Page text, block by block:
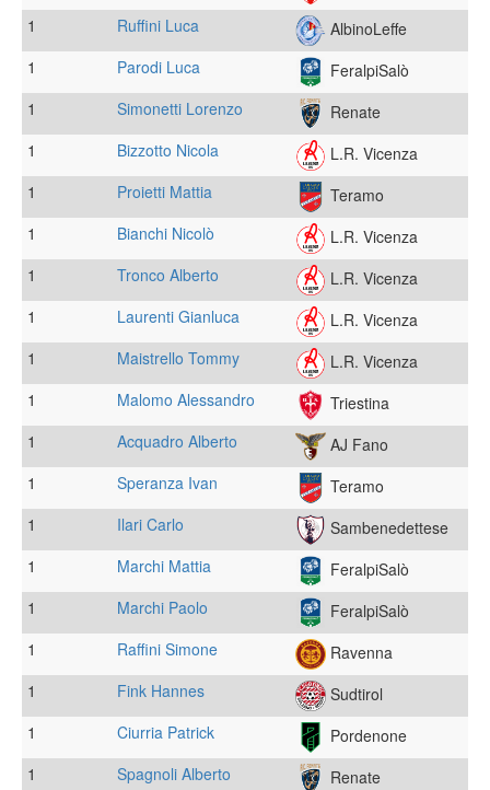
1 Ruffini Luca
AlbinoLeffe
1
Parodi Luca
FeralpiSalò
1
Simonetti Lorenzo
Renate
1
Bizzotto Nicola
L.R. Vicenza
1
Proietti Mattia
Teramo
1
Bianchi Nicolò
L.R. Vicenza
1
Tronco Alberto
L.R. Vicenza
1
Laurenti Gianluca
L.R. Vicenza
1
Maistrello Tommy
L.R. Vicenza
1
Malomo Alessandro
Triestina
1
Acquadro Alberto
AJ Fano
1
Speranza Ivan
Teramo
1
Ilari Carlo
Sambenedettese
1
Marchi Mattia
FeralpiSalò
1
Marchi Paolo
FeralpiSalò
1
Raffini Simone
Ravenna
1
Fink Hannes
Sudtirol
1
Ciurria Patrick
Pordenone
1
Spagnoli Alberto
Renate